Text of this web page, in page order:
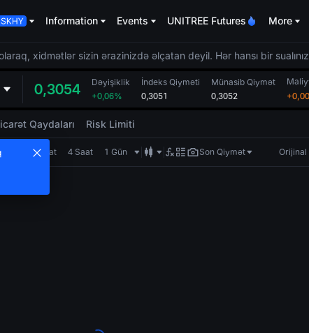
Information Events UNITREE Futures More
xidmətlər sizin ərazinizdə əlçatan deyil. Hər hansı bir
0,3054
Dəyişiklik
+0,06%
İndeks Qiyməti
0,3051
Münasib Qiymət
0,3052
Qaydaları Risk Limiti
1 Saat 4 Saat 1 Gün Son Qiymət Orijinal